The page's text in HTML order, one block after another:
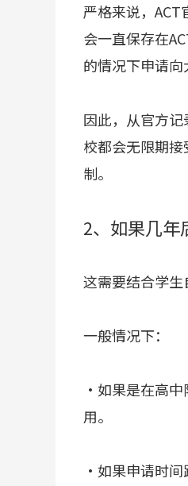
严格来说，
会一直保存在
的情况下申请向
因此，从官方
校都会无限期
制。
2、如果几年
这需要结合学生
一般情况下：
·如果是在高中
用。
·如果申请时